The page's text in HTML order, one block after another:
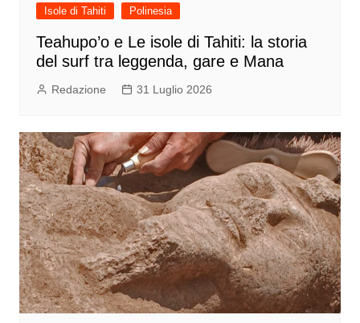
Isole di Tahiti
Polinesia
Teahupo’o e Le isole di Tahiti: la storia
del surf tra leggenda, gare e Mana
Redazione 31 Luglio 2026